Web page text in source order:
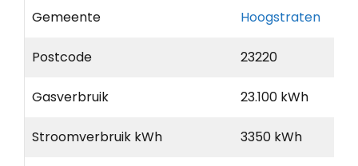
Gemeente Hoogstraten
Postcode 23220
Gasverbruik 23.100 kWh
Stroomverbruik kWh 3350 kWh